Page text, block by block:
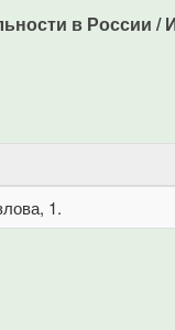
в России
1.